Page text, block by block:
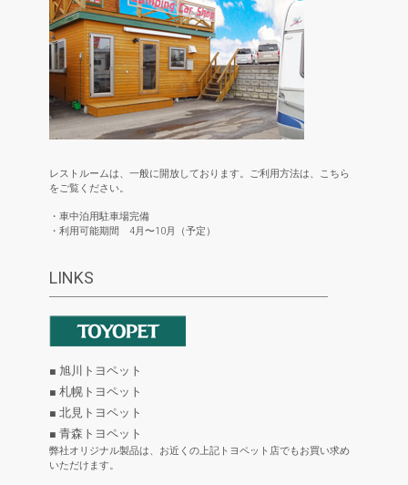
レストルームは、一般に開放しております。ご利用方法は、こちら
をご覧ください。
・車中泊用駐車場完備
・利用可能期間 4月〜10月（予定）
LINKS
■ 旭川トヨペット
■ 札幌トヨペット
■ 北見トヨペット
■ 青森トヨペット
弊社オリジナル製品は、お近くの上記トヨペット店でもお買い求め
いただけます。